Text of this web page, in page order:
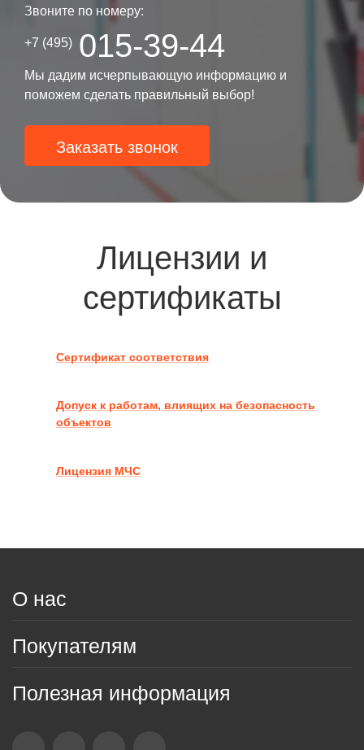
Звоните по номеру:
+7 (495) 015-39-44
Мы дадим исчерпывающую информацию и
поможем сделать правильный выбор!
Заказать звонок
Лицензии и
сертификаты
Сертификат соответствия
Допуск к работам, влиящих на безопасность
объектов
Лицензия МЧС
О нас
Покупателям
Полезная информация